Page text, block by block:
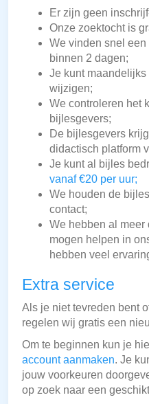
Er zijn geen
Onze zoektocht is
We vinden snel een
binnen 2 dagen;
Je kunt
wijzigen;
We controleren het
bijlesgevers;
De bijlesgevers
didactisch platform
Je kunt al bijles
vanaf €20 per uur;
We houden de
contact;
We hebben al
mogen helpen in
hebben veel
Extra service
Als je niet tevreden bent
regelen wij gratis een
Om te beginnen kun je
account aanmaken. Je
jouw voorkeuren
op zoek naar een